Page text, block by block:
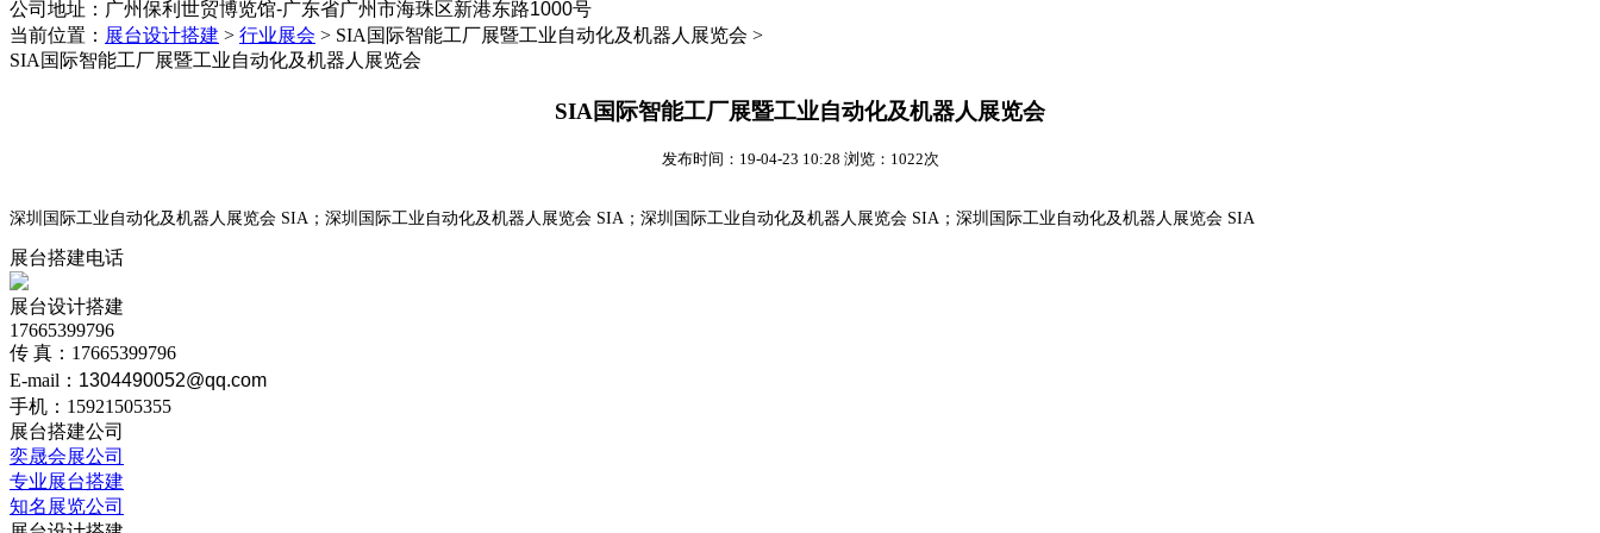
公司地址： ‌广州保利世贸博览馆-广东省广州市海珠区新港东路1000号
当前位置： 展台设计搭建 > 行业展会 > SIA国际智能工厂展暨工业自动化及机器人展览会 >
SIA国际智能工厂展暨工业自动化及机器人展览会
SIA国际智能工厂展暨工业自动化及机器人展览会
发布时间：19-04-23 10:28 浏览：1022次
深圳国际工业自动化及机器人展览会 SIA；深圳国际工业自动化及机器人展览会 SIA ； 深圳国际工业自动化及机器人展览会 SIA ； 深圳国际工业自动化及机器人展览会 SIA
展台搭建电话
展台设计搭建
17665399796
传 真：17665399796
E-mail： 1304490052@qq.com
手机：15921505355
展台搭建公司
奕晟会展公司
专业展台搭建
知名展览公司